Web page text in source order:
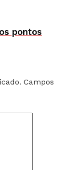
pontos
Campos